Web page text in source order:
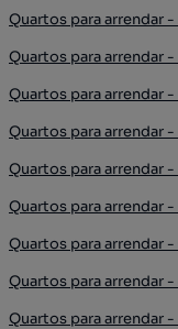
Quartos para arrendar
Quartos para arrendar -
Quartos para arrendar
Quartos para arrendar -
Quartos para arrendar
Quartos para arrendar -
Quartos para arrendar
Quartos para arrendar
Quartos para arrendar